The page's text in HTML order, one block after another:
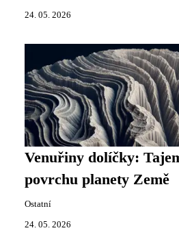
24. 05. 2026
Venuřiny dolíčky:
povrchu planety Země
Ostatní
24. 05. 2026